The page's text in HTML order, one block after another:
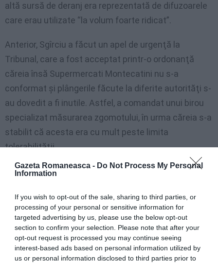
Gazeta Romaneasca - Do Not Process My Personal
Information
If you wish to opt-out of the sale, sharing to third parties, or
processing of your personal or sensitive information for
targeted advertising by us, please use the below opt-out
section to confirm your selection. Please note that after your
opt-out request is processed you may continue seeing
interest-based ads based on personal information utilized by
us or personal information disclosed to third parties prior to
altă sursă de deranj era reprezentată de difuzoarele
care erau utilizate “la volum foarte ridicat”.
Anterior, Sgîrciu a făcut un apel de urgenţă la
Tribunal, care a fost acceptat printr-o ordonanţă
căreia însă Supermercati Montecatini nu s-a
conformat şi plângerile făcute la diferite autorităţi s-
au dovedit a fi inutile. Astfel, a comandat unui birou
specializat măsurarea zgomotului, în urma căreia s-a
stabilit că acesta era cu mult peste limita
tolerabilităţii.
De aici solicitarea unei ordonanţe pentru încetarea
pentru a-l păstra în limitele tolerabilităţii. Însă
reprezentanţii supermaket-ului s-au prezentat în
instanţă afirmând că magazinul funcţionează din
1984, oferind loc de muncă la 13 persoane.